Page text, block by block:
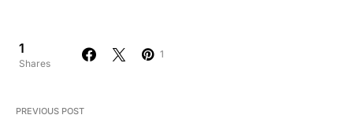
1
Shares
1
PREVIOUS POST